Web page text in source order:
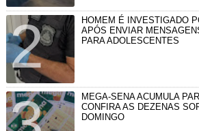
HOMEM É INVESTIGADO
APÓS ENVIAR
PARA ADOLESCENTES
MEGA-SENA ACUMULA
CONFIRA AS DEZENAS
DOMINGO